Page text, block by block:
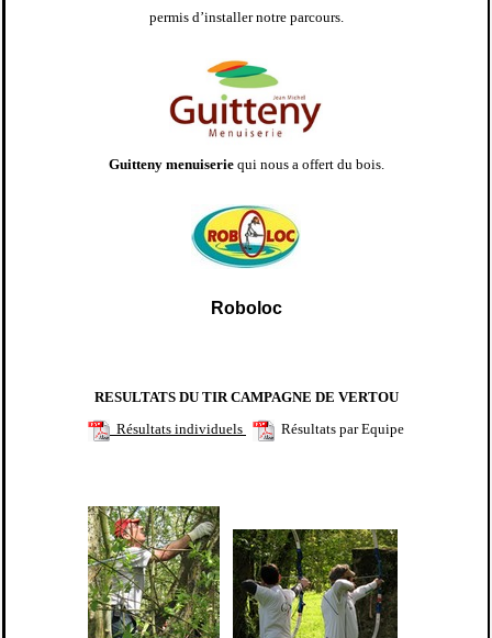
permis d’installer notre parcours.
Guitteny menuiseriequi nous a offert du bois.
Roboloc
RESULTATS DU TIR CAMPAGNE DE VERTOU
Résultats individuels
Résultats par Equipe